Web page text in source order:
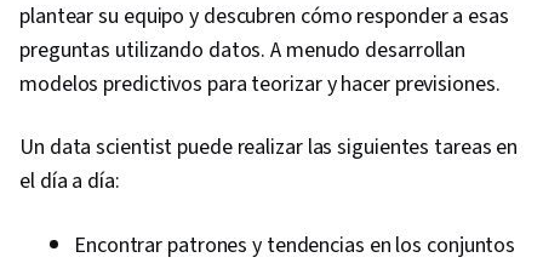
plantear su equipo y descubren cómo responder a esas
preguntas utilizando datos. A menudo desarrollan
modelos predictivos para teorizar y hacer previsiones.
Un data scientist puede realizar las siguientes tareas en
el día a día:
Encontrar patrones y tendencias en los conjuntos